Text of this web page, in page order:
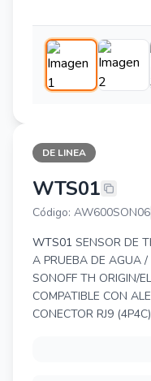
DE LINEA
SONOFF
WTS01
Código: AW600SON06
WTS01 SENSOR DE
A PRUEBA DE AGUA /
SONOFF TH ORIGIN/
COMPATIBLE CON
CONECTOR RJ9